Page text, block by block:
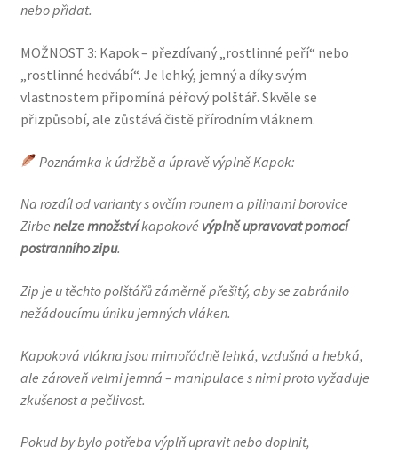
nebo přidat.
MOŽNOST 3: Kapok – přezdívaný „rostlinné peří“ nebo
„rostlinné hedvábí“. Je lehký, jemný a díky svým
vlastnostem připomíná péřový polštář. Skvěle se
přizpůsobí, ale zůstává čistě přírodním vláknem.
Poznámka k údržbě a úpravě výplně Kapok:
Na rozdíl od varianty s ovčím rounem a pilinami borovice
Zirbe nelze množstvíkapokové výplně upravovat pomocí
postranního zipu.
Zip je u těchto polštářů záměrně přešitý, aby se zabránilo
nežádoucímu úniku jemných vláken.
Kapoková vlákna jsou mimořádně lehká, vzdušná a hebká,
ale zároveň velmi jemná – manipulace s nimi proto vyžaduje
zkušenost a pečlivost.
Pokud by bylo potřeba výplň upravit nebo doplnit,